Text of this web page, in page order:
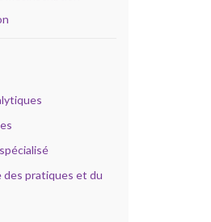
des pratiques et du